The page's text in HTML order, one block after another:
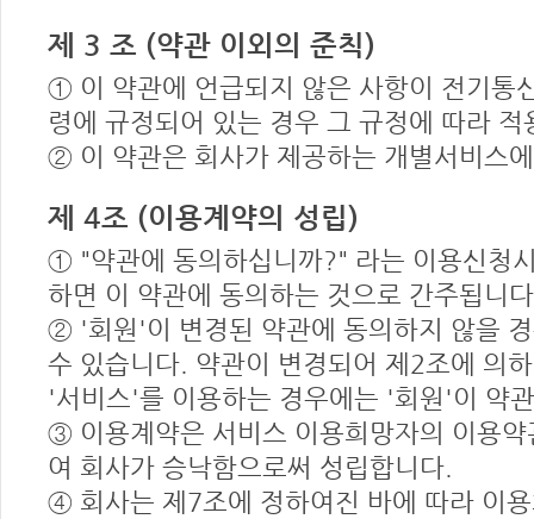
제 3 조 (약관 이외의 준칙)
① 이 약관에 언급되지 않은 사항이 전기통
령에 규정되어 있는 경우 그 규정에 따라
② 이 약관은 회사가 제공하는 개별서비스
제 4조 (이용계약의 성립)
① "약관에 동의하십니까?" 라는 이용신청
하면 이 약관에 동의하는 것으로 간주됩니
② '회원'이 변경된 약관에 동의하지 않을
수 있습니다. 약관이 변경되어 제2조에 의
'서비스'를 이용하는 경우에는 '회원'이 약
③ 이용계약은 서비스 이용희망자의 이용
여 회사가 승낙함으로써 성립합니다.
④ 회사는 제7조에 정하여진 바에 따라 이